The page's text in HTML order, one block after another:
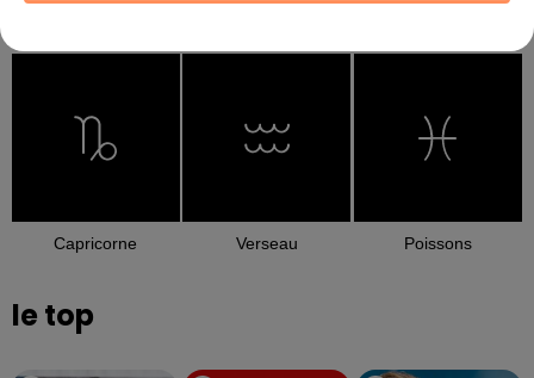
Capricorne Verseau Poissons
le top